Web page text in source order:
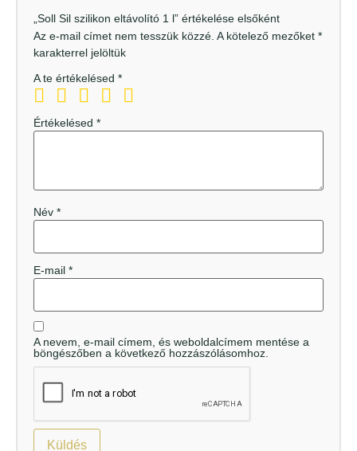
„Soll Sil szilikon eltávolító 1 l” értékelése elsőként
Az e-mail címet nem tesszük közzé. A kötelező mezőket *
karakterrel jelöltük
A te értékelésed *
Értékelésed *
Név *
E-mail *
A nevem, e-mail címem, és weboldalcímem mentése a
böngészőben a következő hozzászólásomhoz.